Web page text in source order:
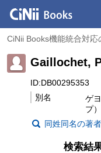
CiNii Books機能統合対
Gaillochet,
ID:DB00295353
別名
ゲ
プ）
同姓同名の著
検索結